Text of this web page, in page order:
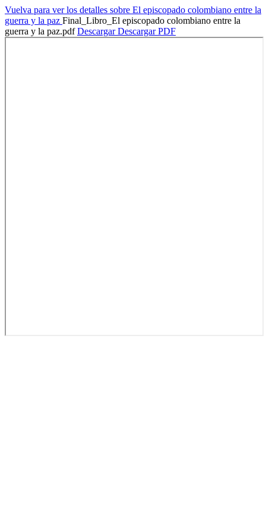
Vuelva para ver los detalles sobre El episcopado colombiano entre la
guerra y la paz Final_Libro_El episcopado colombiano entre la
guerra y la paz.pdfDescargarDescargar PDF